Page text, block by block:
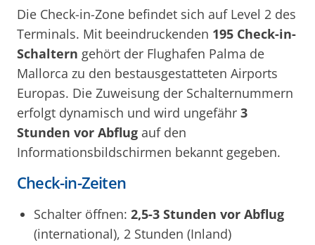
Die Check-in-Zone befindet sich auf Level 2 des
Terminals. Mit beeindruckenden 195 Check-in-
Schaltern gehört der Flughafen Palma de
Mallorca zu den bestausgestatteten Airports
Europas. Die Zuweisung der Schalternummern
erfolgt dynamisch und wird ungefähr 3
Stunden vor Abflug auf den
Informationsbildschirmen bekannt gegeben.
Check-in-Zeiten
Schalter öffnen: 2,5-3 Stunden vor Abflug
(international), 2 Stunden (Inland)